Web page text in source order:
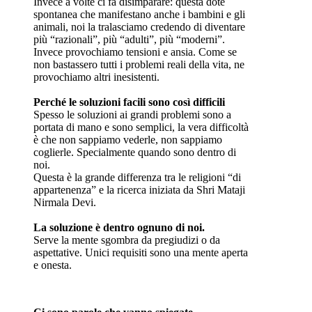
spontanea che manifestano anche i bambini e gli
animali, noi la tralasciamo credendo di diventare
più “razionali”, più “adulti”, più “moderni”.
Invece provochiamo tensioni e ansia. Come se
non bastassero tutti i problemi reali della vita, ne
provochiamo altri inesistenti.
Perché le soluzioni facili sono così difficili
Spesso le soluzioni ai grandi problemi sono a
portata di mano e sono semplici, la vera difficoltà
è che non sappiamo vederle, non sappiamo
coglierle. Specialmente quando sono dentro di
noi.
Questa è la grande differenza tra le religioni “di
appartenenza” e la ricerca iniziata da Shri Mataji
Nirmala Devi.
La soluzione è dentro ognuno di noi.
Serve la mente sgombra da pregiudizi o da
aspettative. Unici requisiti sono una mente aperta
e onesta.